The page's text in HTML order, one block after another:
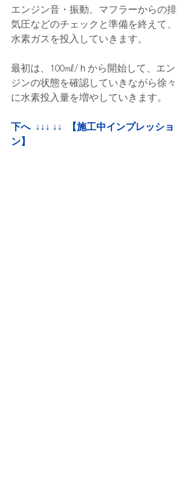
エンジン音・振動、マフラーからの排
気圧などのチェックと準備を終えて、
水素ガスを投入していきます。
最初は、100㎖/ｈから開始して、エン
ジンの状態を確認していきながら徐々
に水素投入量を増やしていきます。
下へ  ↓↓↓ ↓↓  【施工中インプレッショ
ン】